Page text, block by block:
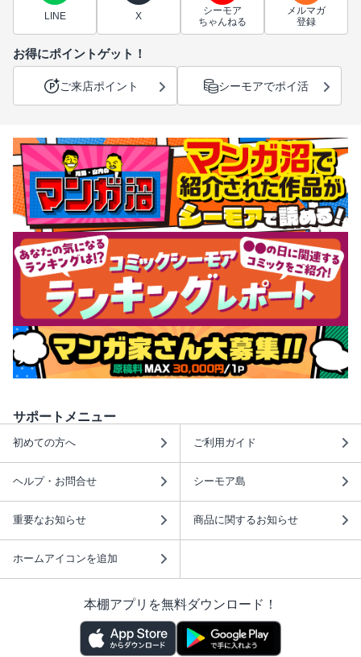
LINE X
シーモア
ちゃんねる
メルマガ
登録
お得にポイントゲット！
ご来店ポイント シーモアでポイ活
サポートメニュー
初めての方へ ご利用ガイド
ヘルプ・お問合せ シーモア島
重要なお知らせ 商品に関するお知らせ
ホームアイコンを追加
本棚アプリを無料ダウンロード！